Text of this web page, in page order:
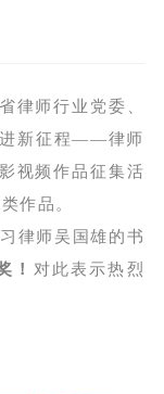
律师行业党委、
进新征程——律师
视频作品征集活
作品。
律师吴国雄的书
！ 对此表示热烈